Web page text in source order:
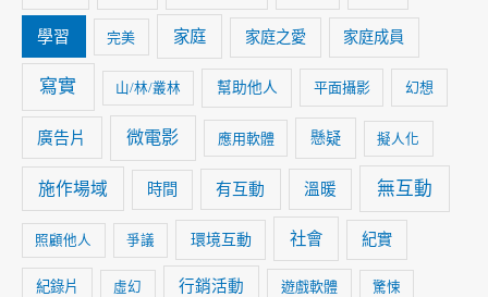
學習 完美 家庭 家庭之愛 家庭成員
寫實 山/林/叢林 幫助他人 平面攝影 幻想
廣告片 微電影 應用軟體 懸疑 擬人化
施作場域 時間 有互動 溫暖 無互動
照顧他人 爭議 環境互動 社會 紀實
紀錄片 虛幻 行銷活動 遊戲軟體 驚悚